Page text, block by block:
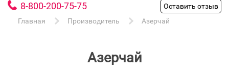
8-800-200-75-75
Оставить отзыв
Главная
Производитель Азерчай
Азерчай